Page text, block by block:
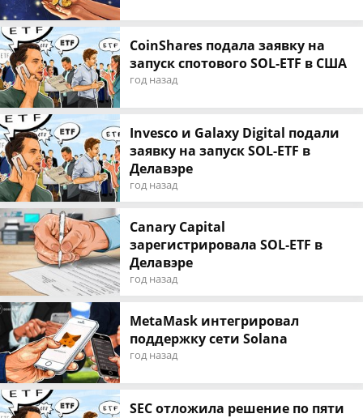
CoinShares подала заявку на
запуск спотового SOL‑ETF в США
год назад
Invesco и Galaxy Digital подали
заявку на запуск SOL-ETF в
Делавэре
год назад
Canary Capital
зарегистрировала SOL‑ETF в
Делавэре
год назад
MetaMask интегрировал
поддержку сети Solana
год назад
SEC отложила решение по пяти